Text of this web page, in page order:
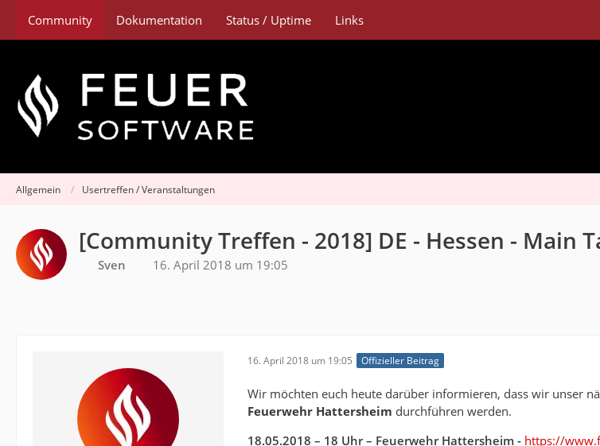
Community Dokumentation Status / Uptime Links
Allgemein Usertreffen / Veranstaltungen
[Community Treffen - 2018] DE - Hessen - Main
Sven 16. April 2018 um 19:05
16. April 2018 um 19:05 Offizieller Beitrag
Wir möchten euch heute darüber informieren, dass wir unser
Feuerwehr Hattersheim durchführen werden.
18.05.2018 – 18 Uhr – Feuerwehr Hattersheim - https://